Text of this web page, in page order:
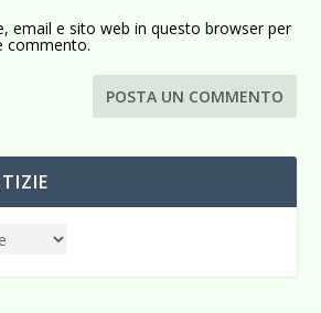
email e sito web in questo browser per
commento.